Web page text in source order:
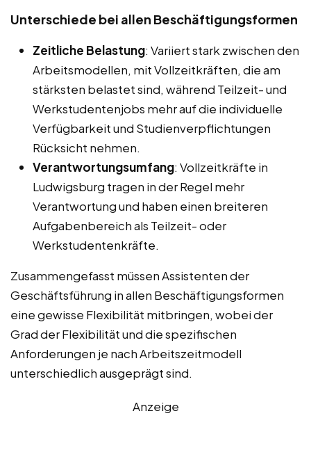
Unterschiede bei allen Beschäftigungsformen
Zeitliche Belastung: Variiert stark zwischen den
Arbeitsmodellen, mit Vollzeitkräften, die am
stärksten belastet sind, während Teilzeit- und
Werkstudentenjobs mehr auf die individuelle
Verfügbarkeit und Studienverpflichtungen
Rücksicht nehmen.
Verantwortungsumfang: Vollzeitkräfte in
Ludwigsburg tragen in der Regel mehr
Verantwortung und haben einen breiteren
Aufgabenbereich als Teilzeit- oder
Werkstudentenkräfte.
Zusammengefasst müssen Assistenten der
Geschäftsführung in allen Beschäftigungsformen
eine gewisse Flexibilität mitbringen, wobei der
Grad der Flexibilität und die spezifischen
Anforderungen je nach Arbeitszeitmodell
unterschiedlich ausgeprägt sind.
Anzeige